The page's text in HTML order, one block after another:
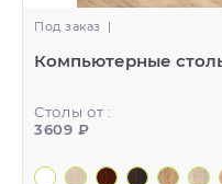
Под заказ |
Компьютерные
Столы от :
3609 ₽